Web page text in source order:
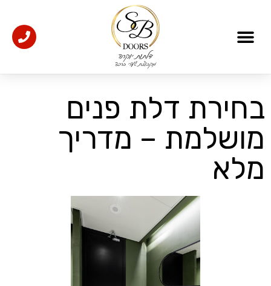
בחירת דלת פנים
מושלמת – מדריך
מלא